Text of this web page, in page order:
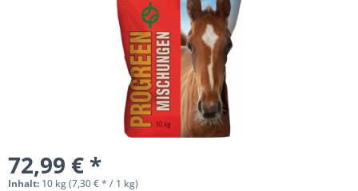
72,99 € *
Inhalt: 10 kg (7,30 €* / 1 kg)